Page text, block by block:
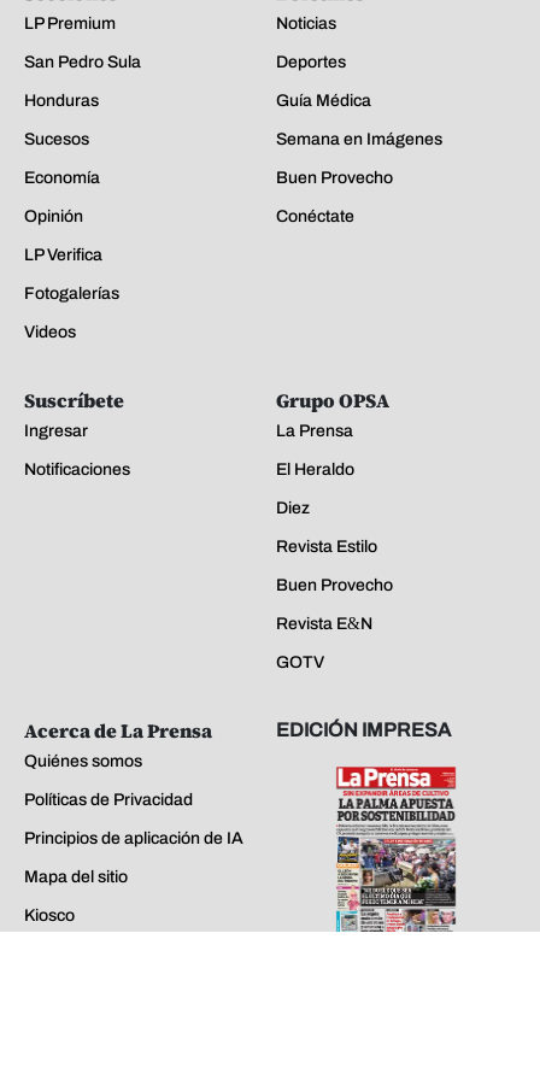
LP Premium
San Pedro Sula
Honduras
Sucesos
Economía
Opinión
LP Verifica
Fotogalerías
Videos
Noticias
Deportes
Guía Médica
Semana en Imágenes
Buen Provecho
Conéctate
Suscríbete
Ingresar
Notificaciones
Grupo OPSA
La Prensa
El Heraldo
Diez
Revista Estilo
Buen Provecho
Revista E&N
GOTV
Acerca de La Prensa
Quiénes somos
Políticas de Privacidad
Principios de aplicación de IA
Mapa del sitio
Kiosco
EDICIÓN IMPRESA